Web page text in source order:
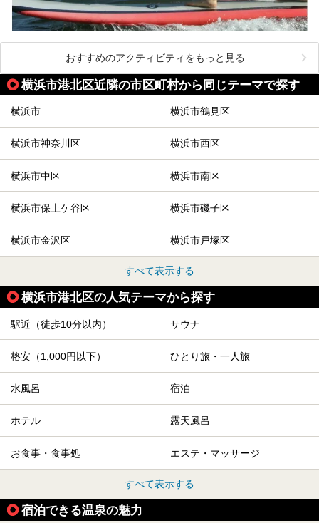
おすすめのアクティビティをもっと見る
横浜市港北区近隣の市区町村から同じテーマで探す
横浜市 横浜市鶴見区
横浜市神奈川区 横浜市西区
横浜市中区 横浜市南区
横浜市保土ケ谷区 横浜市磯子区
横浜市金沢区 横浜市戸塚区
すべて表示する
横浜市港北区の人気テーマから探す
駅近（徒歩10分以内） サウナ
格安（1,000円以下） ひとり旅・一人旅
水風呂 宿泊
ホテル 露天風呂
お食事・食事処 エステ・マッサージ
すべて表示する
宿泊できる温泉の魅力